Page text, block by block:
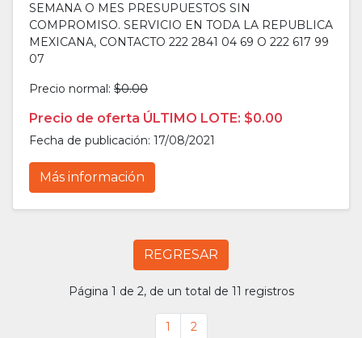
SEMANA O MES PRESUPUESTOS SIN
COMPROMISO. SERVICIO EN TODA LA REPUBLICA
MEXICANA, CONTACTO 222 2841 04 69 O 222 617 99
07
Precio normal: $0.00
Precio de oferta ÚLTIMO LOTE: $0.00
Fecha de publicación: 17/08/2021
Más información
REGRESAR
Página 1 de 2, de un total de 11 registros
1 2